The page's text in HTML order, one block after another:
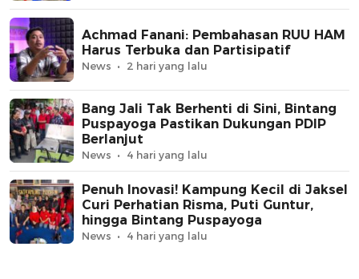
Achmad Fanani: Pembahasan RUU HAM
Harus Terbuka dan Partisipatif
News 2 hari yang lalu
Bang Jali Tak Berhenti di Sini, Bintang
Puspayoga Pastikan Dukungan PDIP
Berlanjut
News 4 hari yang lalu
Penuh Inovasi! Kampung Kecil di Jaksel
Curi Perhatian Risma, Puti Guntur,
hingga Bintang Puspayoga
News 4 hari yang lalu